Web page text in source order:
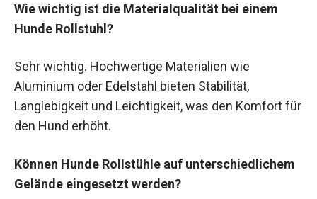
Wie wichtig ist die Materialqualität bei einem
Hunde Rollstuhl?
Sehr wichtig. Hochwertige Materialien wie
Aluminium oder Edelstahl bieten Stabilität,
Langlebigkeit und Leichtigkeit, was den Komfort für
den Hund erhöht.
Können Hunde Rollstühle auf unterschiedlichem
Gelände eingesetzt werden?